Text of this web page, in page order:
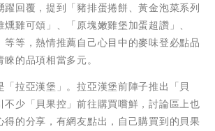
躍回覆，提到「豬排蛋捲餅、黃金泡菜系列
雞可頌」、「原塊嫩雞堡加蛋超讚」、
等等，熱情推薦自己心目中的麥味登必點品
的品項相當多元。
「拉亞漢堡」。拉亞漢堡前陣子推出「貝
不少「貝果控」前往購買嚐鮮，討論區上也
得的分享，有網友點出，自己購買到的貝果